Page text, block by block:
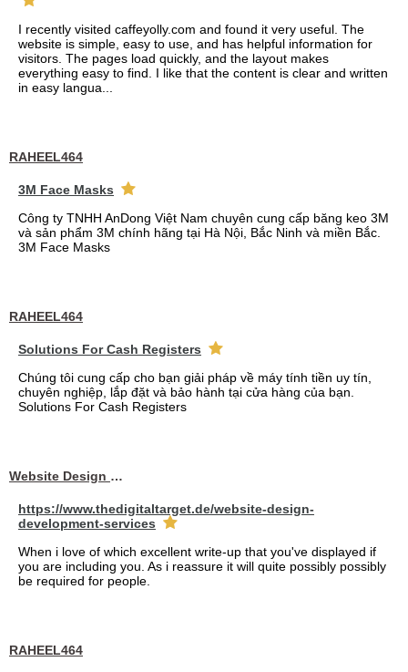
I recently visited caffeyolly.com and found it very useful. The
website is simple, easy to use, and has helpful information for
visitors. The pages load quickly, and the layout makes
everything easy to find. I like that the content is clear and written
in easy langua...
RAHEEL464
3M Face Masks
Công ty TNHH AnDong Việt Nam chuyên cung cấp băng keo 3M
và sản phẩm 3M chính hãng tại Hà Nội, Bắc Ninh và miền Bắc.
3M Face Masks
RAHEEL464
Solutions For Cash Registers
Chúng tôi cung cấp cho bạn giải pháp về máy tính tiền uy tín,
chuyên nghiệp, lắp đặt và bảo hành tại cửa hàng của bạn.
Solutions For Cash Registers
Website Design Services berin
https://www.thedigitaltarget.de/website-design-
development-services
When i love of which excellent write-up that you've displayed if
you are including you. As i reassure it will quite possibly possibly
be required for people.
RAHEEL464